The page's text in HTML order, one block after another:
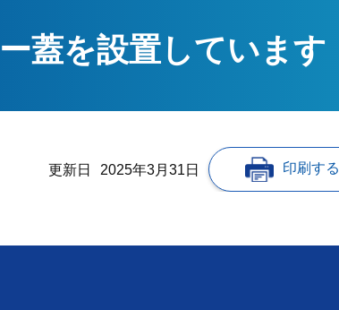
蓋を設置しています
更新日 2025年3月31日 印刷する